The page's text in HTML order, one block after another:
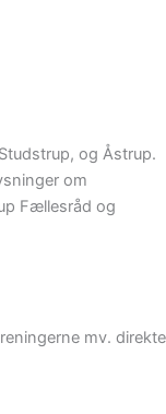
og Åstrup.
om
Fællesråd og
mv. direkte